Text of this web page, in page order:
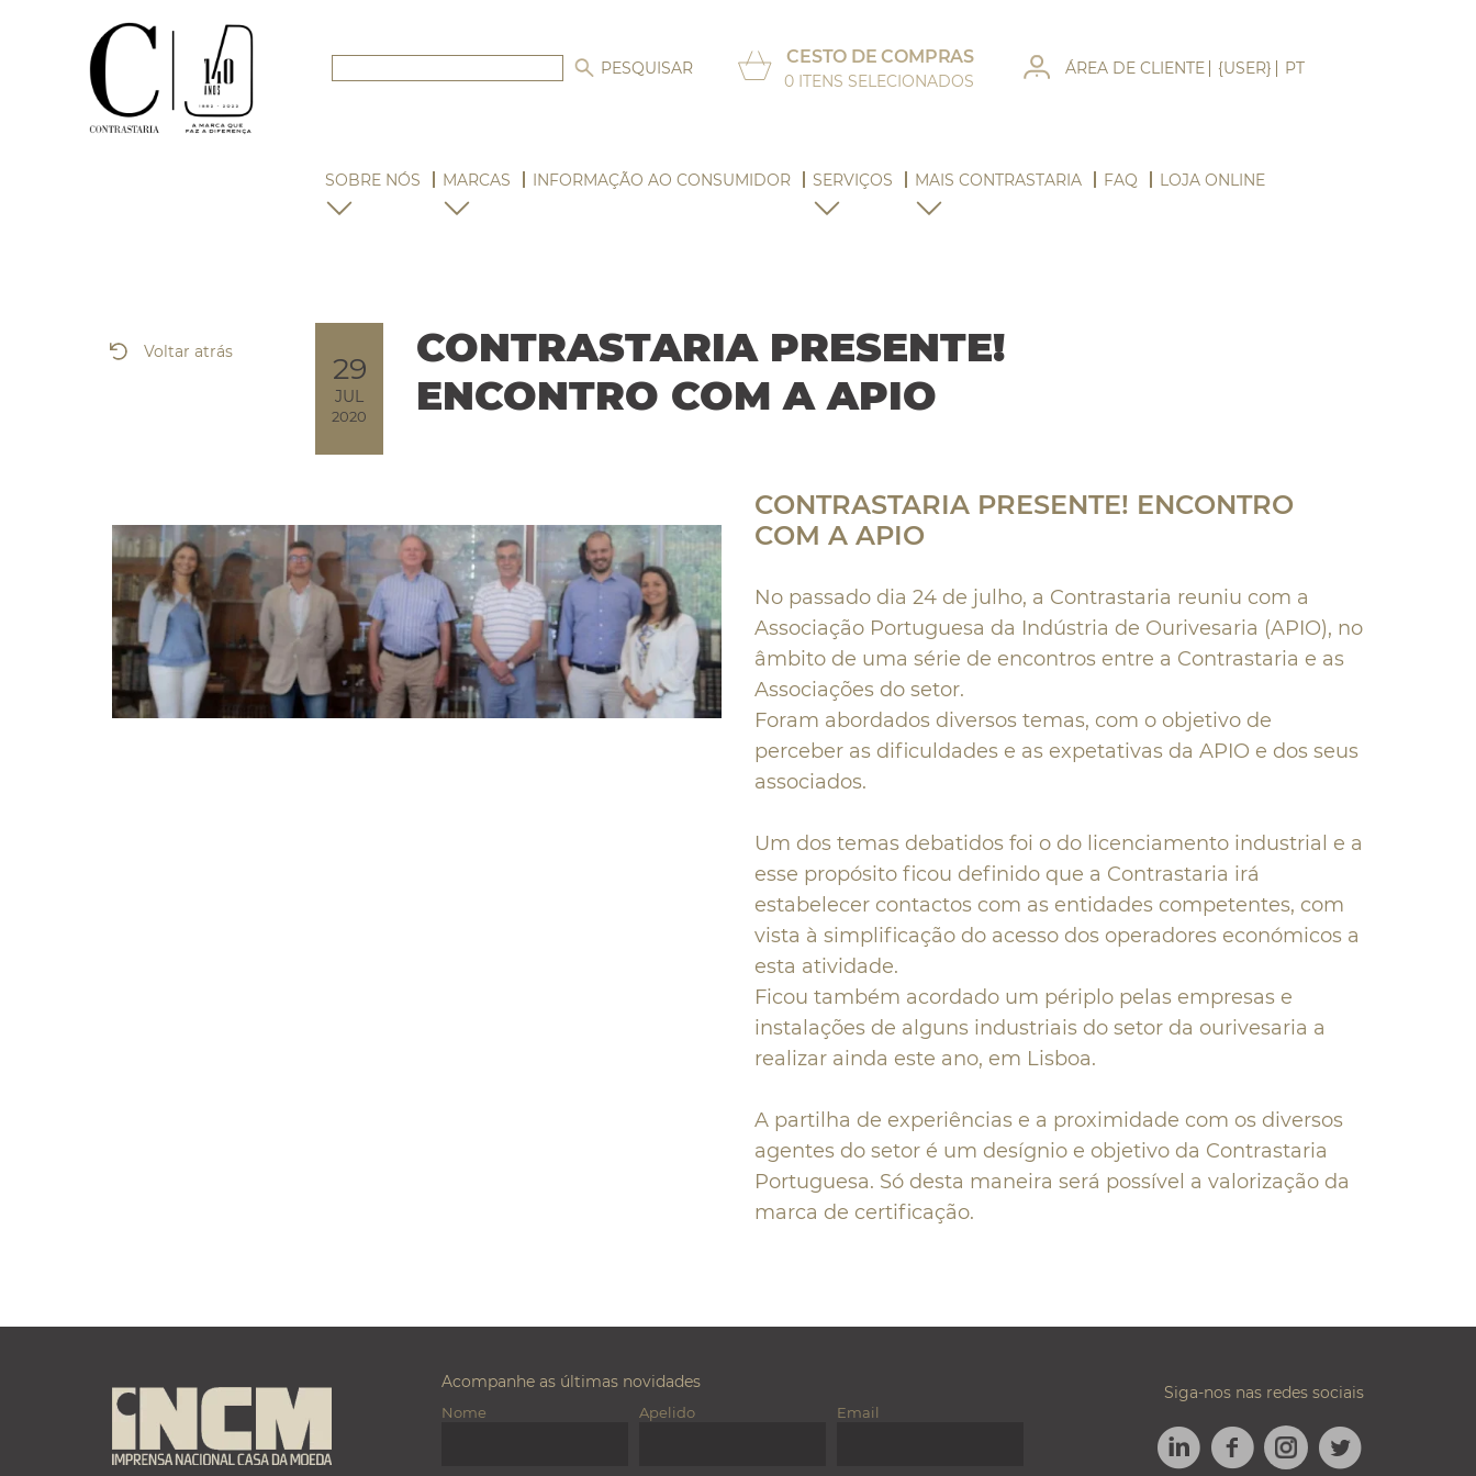
ÁREA DE CLIENTE {USER} PT
CESTO DE COMPRAS
0 ITENS SELECIONADOS
SOBRE NÓS MARCAS INFORMAÇÃO AO CONSUMIDOR SERVIÇOS MAIS CONTRASTARIA FAQ LOJA ONLINE
29
JUL
2020
CONTRASTARIA PRESENTE!
ENCONTRO COM A APIO
Voltar atrás
CONTRASTARIA PRESENTE! ENCONTRO
COM A APIO
No passado dia 24 de julho, a Contrastaria reuniu com a
Associação Portuguesa da Indústria de Ourivesaria (APIO), no
âmbito de uma série de encontros entre a Contrastaria e as
Associações do setor.
Foram abordados diversos temas, com o objetivo de
perceber as dificuldades e as expetativas da APIO e dos seus
associados.
Um dos temas debatidos foi o do licenciamento industrial e a
esse propósito ficou definido que a Contrastaria irá
estabelecer contactos com as entidades competentes, com
vista à simplificação do acesso dos operadores económicos a
esta atividade.
Ficou também acordado um périplo pelas empresas e
instalações de alguns industriais do setor da ourivesaria a
realizar ainda este ano, em Lisboa.
A partilha de experiências e a proximidade com os diversos
agentes do setor é um desígnio e objetivo da Contrastaria
Portuguesa. Só desta maneira será possível a valorização da
marca de certificação.
Acompanhe as últimas novidades
Nome Apelido Email
Siga-nos nas redes sociais
LINKEDINFACEBOOK